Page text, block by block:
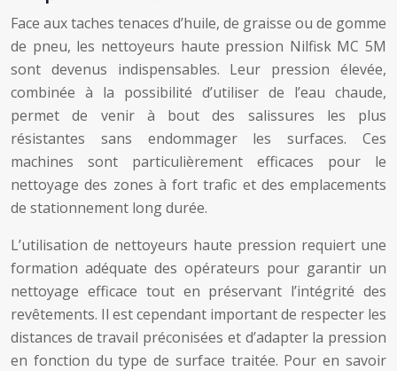
Face aux taches tenaces d’huile, de graisse ou de gomme
de pneu, les nettoyeurs haute pression Nilfisk MC 5M
sont devenus indispensables. Leur pression élevée,
combinée à la possibilité d’utiliser de l’eau chaude,
permet de venir à bout des salissures les plus
résistantes sans endommager les surfaces. Ces
machines sont particulièrement efficaces pour le
nettoyage des zones à fort trafic et des emplacements
de stationnement long durée.
L’utilisation de nettoyeurs haute pression requiert une
formation adéquate des opérateurs pour garantir un
nettoyage efficace tout en préservant l’intégrité des
revêtements. Il est cependant important de respecter les
distances de travail préconisées et d’adapter la pression
en fonction du type de surface traitée. Pour en savoir